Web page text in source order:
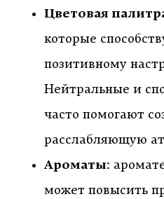
Цветовая
которые
позитивному
Нейтральные и
часто помогают
расслабляющую
Ароматы:
может повысить